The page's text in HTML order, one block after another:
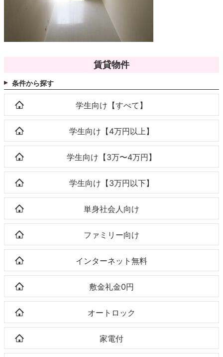
賃貸物件
条件から探す
学生向け【すべて】
学生向け【4万円以上】
学生向け【3万〜4万円】
学生向け【3万円以下】
単身社会人向け
ファミリー向け
インターネット無料
敷金礼金0円
オートロック
家電付